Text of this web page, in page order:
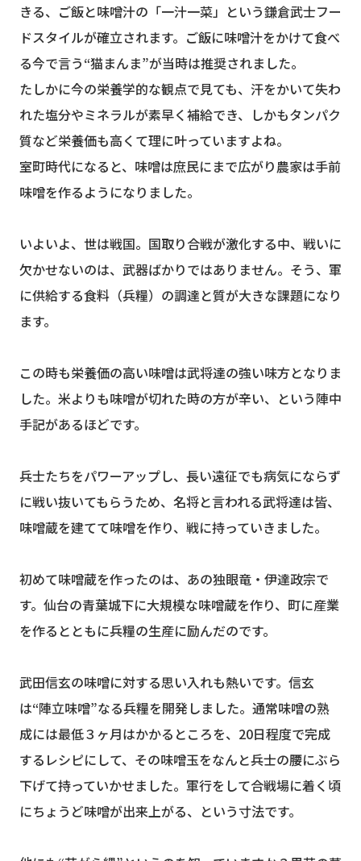
きる、ご飯と味噌汁の「一汁一菜」という鎌倉武士フー
ドスタイルが確立されます。ご飯に味噌汁をかけて食べ
る今で言う“猫まんま”が当時は推奨されました。
たしかに今の栄養学的な観点で見ても、汗をかいて失わ
れた塩分やミネラルが素早く補給でき、しかもタンパク
質など栄養価も高くて理に叶っていますよね。
室町時代になると、味噌は庶民にまで広がり農家は手前
味噌を作るようになりました。
いよいよ、世は戦国。国取り合戦が激化する中、戦いに
欠かせないのは、武器ばかりではありません。そう、軍
に供給する食料（兵糧）の調達と質が大きな課題になり
ます。
この時も栄養価の高い味噌は武将達の強い味方となりま
した。米よりも味噌が切れた時の方が辛い、という陣中
手記があるほどです。
兵士たちをパワーアップし、長い遠征でも病気にならず
に戦い抜いてもらうため、名将と言われる武将達は皆、
味噌蔵を建てて味噌を作り、戦に持っていきました。
初めて味噌蔵を作ったのは、あの独眼竜・伊達政宗で
す。仙台の青葉城下に大規模な味噌蔵を作り、町に産業
を作るとともに兵糧の生産に励んだのです。
武田信玄の味噌に対する思い入れも熱いです。信玄
は“陣立味噌”なる兵糧を開発しました。通常味噌の熟
成には最低３ヶ月はかかるところを、20日程度で完成
するレシピにして、その味噌玉をなんと兵士の腰にぶら
下げて持っていかせました。軍行をして合戦場に着く頃
にちょうど味噌が出来上がる、という寸法です。